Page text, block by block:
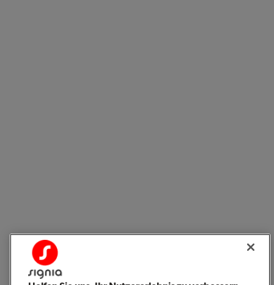
Dank ihrer Erfahrung mit der Anpassung von Signia
Hörgeräten können die ExpertInnen bei Köttgen